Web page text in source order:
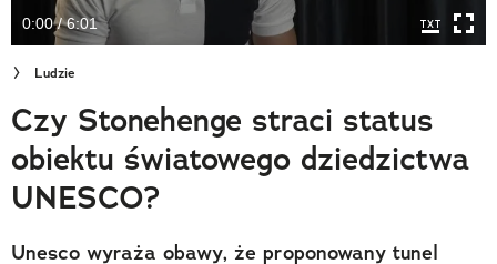
Cuda Polski
Wielki Konkurs Fotograficzny
Trendbook Podróżniczy
Polecane
0:00 / 6:01
Ludzie
Czy Stonehenge straci status
obiektu światowego dziedzictwa
UNESCO?
Unesco wyraża obawy, że proponowany tunel